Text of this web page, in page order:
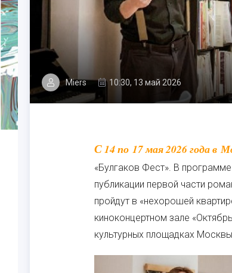
Miers 10:30, 13 май 2026
С 14 по 17 мая 2026 года в Москве пройдет четвертый ежегодный фестиваль
«Булгаков Фест». В
публикации первой части
пройдут в «нехорошей
киноконцертном зале
культурных площадках